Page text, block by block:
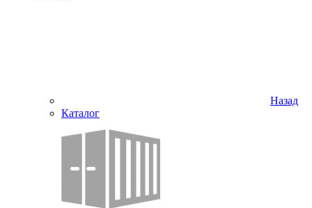
Назад
Каталог